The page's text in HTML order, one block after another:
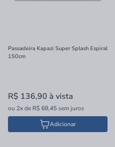
Passadeira Kapazi Super Splash Espiral
150cm
R$ 136,90 à vista
ou 2xde R$ 68,45sem juros
Adicionar